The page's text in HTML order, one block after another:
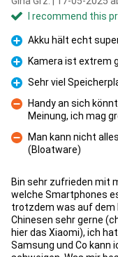
I recommend this
Pro
Akku hält echt
Pro
Kamera ist extrem
Pro
Sehr viel
Con
Handy an sich
Meinung, ich mag
Con
Man kann nicht
(Bloatware)
Bin sehr zufrieden mit
welche Smartphones
trotzdem was auf dem
Chinesen sehr gerne
hier das Xiaomi), ich
Samsung und Co kann